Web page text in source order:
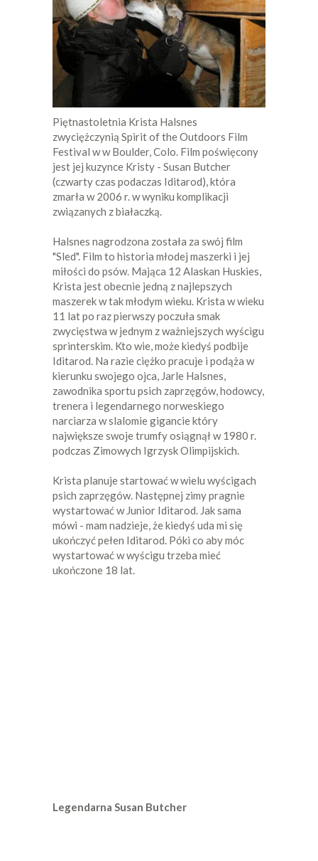
Piętnastoletnia Krista Halsnes
zwyciężczynią Spirit of the Outdoors Film
Festival w w Boulder, Colo. Film poświęcony
jest jej kuzynce Kristy - Susan Butcher
(czwarty czas podaczas Iditarod), która
zmarła w 2006 r. w wyniku komplikacji
związanych z białaczką.
Halsnes nagrodzona została za swój film
"Sled". Film to historia młodej maszerki i jej
miłości do psów. Mająca 12 Alaskan Huskies,
Krista jest obecnie jedną z najlepszych
maszerek w tak młodym wieku. Krista w wieku
11 lat po raz pierwszy poczuła smak
zwycięstwa w jednym z ważniejszych wyścigu
sprinterskim. Kto wie, może kiedyś podbije
Iditarod. Na razie ciężko pracuje i podąża w
kierunku swojego ojca, Jarle Halsnes,
zawodnika sportu psich zaprzęgów, hodowcy,
trenera i legendarnego norweskiego
narciarza w slalomie gigancie który
największe swoje trumfy osiągnął w 1980 r.
podczas Zimowych Igrzysk Olimpijskich.
Krista planuje startować w wielu wyścigach
psich zaprzęgów. Następnej zimy pragnie
wystartować w Junior Iditarod. Jak sama
mówi - mam nadzieje, że kiedyś uda mi się
ukończyć pełen Iditarod. Póki co aby móc
wystartować w wyścigu trzeba mieć
ukończone 18 lat.
Legendarna Susan Butcher